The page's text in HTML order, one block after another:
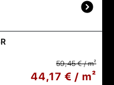
59,45 € / m²
44,17 € / m²